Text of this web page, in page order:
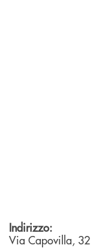
Indirizzo:
Via Capovilla, 32